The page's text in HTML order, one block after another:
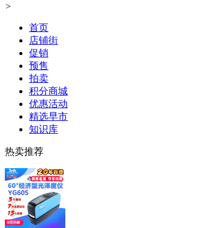
>
首页
店铺街
促销
预售
拍卖
积分商城
优惠活动
精选早市
知识库
热卖推荐